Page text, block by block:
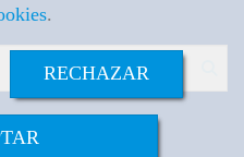
.
RECHAZAR